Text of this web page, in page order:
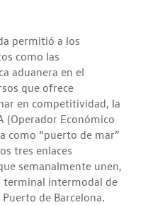
permitió a los
como las
aduanera en el
que ofrece
en competitividad, la
(Operador Económico
como “puerto de mar”
tres enlaces
semanalmente unen,
terminal intermodal de
de Barcelona.